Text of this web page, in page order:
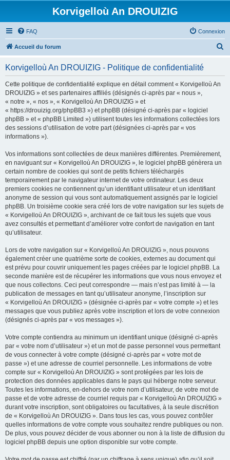
Korvigelloù An DROUIZIG
FAQ Connexion
Accueil du forum
Korvigelloù An DROUIZIG - Politique de confidentialité
Cette politique de confidentialité explique en détail comment « Korvigelloù An
DROUIZIG » et ses partenaires affiliés (désignés ci-après par « nous »,
« notre », « nos », « Korvigelloù An DROUIZIG » et
« https://drouizig.org/phpBB3 ») et phpBB (désigné ci-après par « logiciel
phpBB » et « phpBB Limited ») utilisent toutes les informations collectées lors
des sessions d’utilisation de votre part (désignées ci-après par « vos
informations »).
Vos informations sont collectées de deux manières différentes. Premièrement,
en naviguant sur « Korvigelloù An DROUIZIG », le logiciel phpBB génèrera un
certain nombre de cookies qui sont de petits fichiers téléchargés
temporairement par le navigateur internet de votre ordinateur. Les deux
premiers cookies ne contiennent qu’un identifiant utilisateur et un identifiant
anonyme de session qui vous sont automatiquement assignés par le logiciel
phpBB. Un troisième cookie sera créé lors de votre navigation sur les sujets de
« Korvigelloù An DROUIZIG », archivant de ce fait tous les sujets que vous
avez consultés et permettant d’améliorer votre confort de navigation en tant
qu’utilisateur.
Lors de votre navigation sur « Korvigelloù An DROUIZIG », nous pouvons
également créer une quatrième sorte de cookies, externes au document qui
est prévu pour couvrir uniquement les pages créées par le logiciel phpBB. La
seconde manière est de récupérer les informations que vous nous envoyez et
que nous collectons. Ceci peut correspondre — mais n’est pas limité à — la
publication de messages en tant qu’utilisateur anonyme, l’inscription sur
« Korvigelloù An DROUIZIG » (désignée ci-après par « votre compte ») et les
messages que vous publiez après votre inscription et lors de votre connexion
(désignés ci-après par « vos messages »).
Votre compte contiendra au minimum un identifiant unique (désigné ci-après
par « votre nom d’utilisateur ») et un mot de passe personnel vous permettant
de vous connecter à votre compte (désigné ci-après par « votre mot de
passe ») et une adresse de courriel personnelle. Les informations de votre
compte sur « Korvigelloù An DROUIZIG » sont protégées par les lois de
protection des données applicables dans le pays qui héberge notre serveur.
Toutes les informations, en-dehors de votre nom d’utilisateur, de votre mot de
passe et de votre adresse de courriel requis par « Korvigelloù An DROUIZIG »
durant votre inscription, sont obligatoires ou facultatives, à la seule discrétion
de « Korvigelloù An DROUIZIG ». Dans tous les cas, vous pouvez contrôler
quelles informations de votre compte vous souhaitez rendre publiques ou non.
De plus, vous pouvez décider de vous abonner ou non à la liste de diffusion du
logiciel phpBB depuis une option disponible sur votre compte.